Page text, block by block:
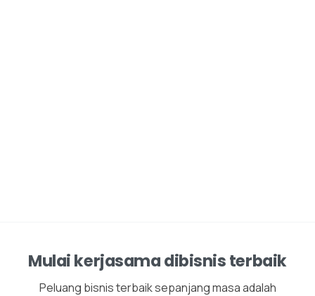
Mulai kerjasama dibisnis terbaik
Peluang bisnis terbaik sepanjang masa adalah